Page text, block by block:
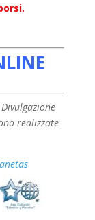
realizzate